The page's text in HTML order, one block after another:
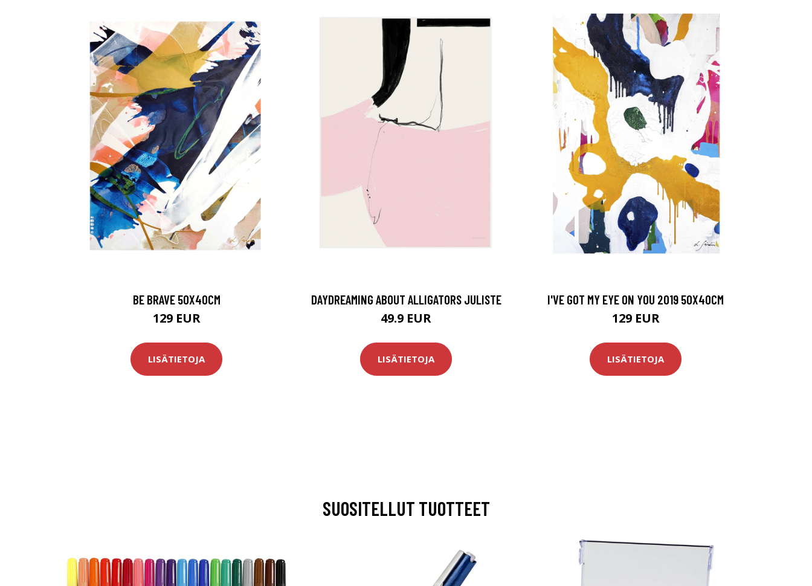
BE BRAVE 50X40CM
129 EUR
LISÄTIETOJA
DAYDREAMING ABOUT ALLIGATORS JULISTE
49.9 EUR
LISÄTIETOJA
I'VE GOT MY EYE ON YOU 2019 50X40CM
129 EUR
LISÄTIETOJA
SUOSITELLUT TUOTTEET